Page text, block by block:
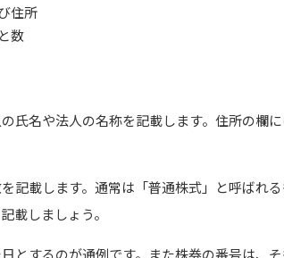
住所
数
氏名や法人の名称を記載します。住所の欄
記載します。通常は「普通株式」と呼ばれ
載しましょう。
とするのが通例です。また株券の番号は、